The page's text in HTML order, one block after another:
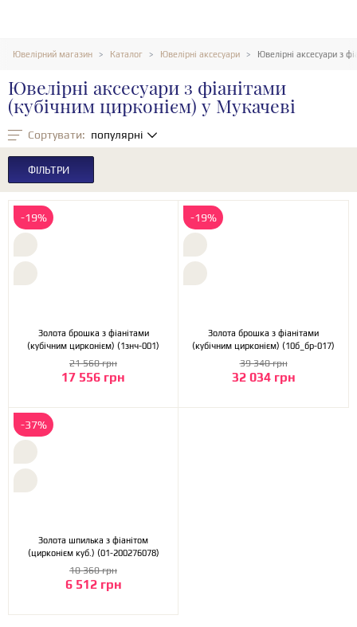
Ювелірний магазин Каталог Ювелірні аксесуари Ювелірні аксесуари з
Ювелірні аксесуари з фіанітами
(кубічним цирконієм) у Мукачеві
Сортувати: популярні
ФІЛЬТРИ
-19%
Золота брошка з фіанітами
(кубічним цирконієм) (1знч-001)
17 556 грн
21 560 грн
-19%
Золота брошка з фіанітами
(кубічним цирконієм) (10б_бр-017)
32 034 грн
39 340 грн
-37%
Золота шпилька з фіанітом
(цирконієм куб.) (01-200276078)
6 512 грн
10 360 грн